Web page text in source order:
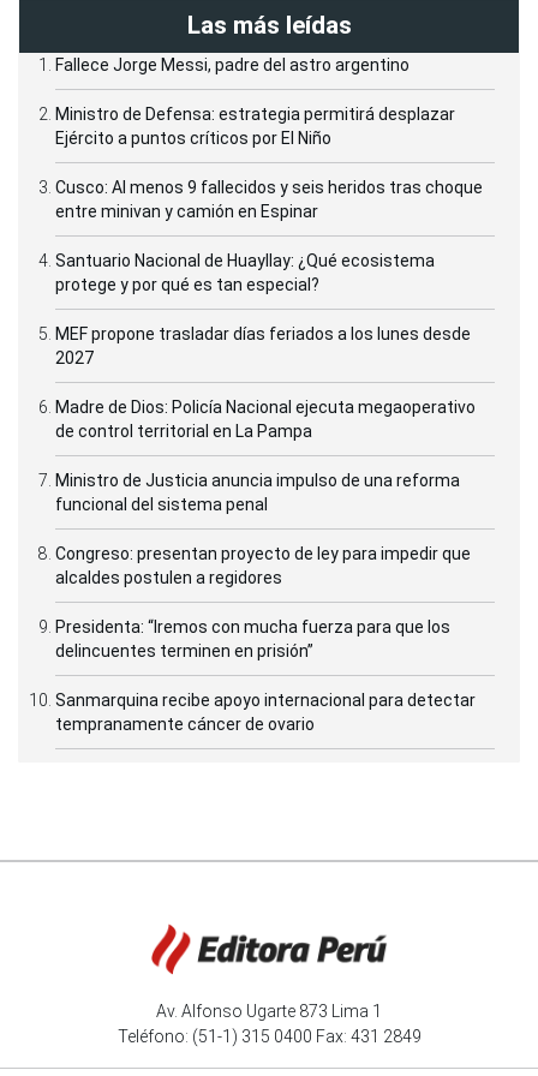
Las más leídas
Fallece Jorge Messi, padre del astro argentino
Ministro de Defensa: estrategia permitirá desplazar
Ejército a puntos críticos por El Niño
Cusco: Al menos 9 fallecidos y seis heridos tras choque
entre minivan y camión en Espinar
Santuario Nacional de Huayllay: ¿Qué ecosistema
protege y por qué es tan especial?
MEF propone trasladar días feriados a los lunes desde
2027
Madre de Dios: Policía Nacional ejecuta megaoperativo
de control territorial en La Pampa
Ministro de Justicia anuncia impulso de una reforma
funcional del sistema penal
Congreso: presentan proyecto de ley para impedir que
alcaldes postulen a regidores
Presidenta: “Iremos con mucha fuerza para que los
delincuentes terminen en prisión”
Sanmarquina recibe apoyo internacional para detectar
tempranamente cáncer de ovario
Av. Alfonso Ugarte 873 Lima 1
Teléfono: (51-1) 315 0400 Fax: 431 2849